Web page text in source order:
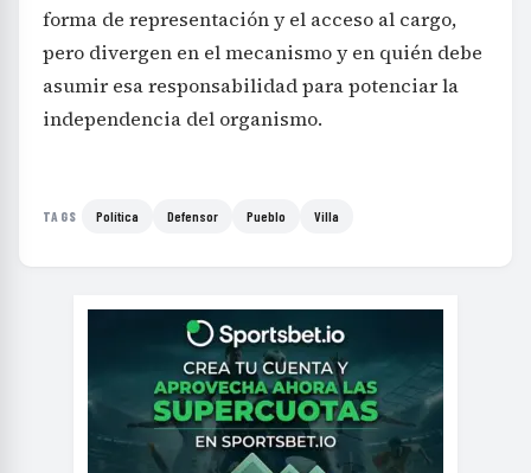
forma de representación y el acceso al cargo,
pero divergen en el mecanismo y en quién debe
asumir esa responsabilidad para potenciar la
independencia del organismo.
TAGS Política Defensor Pueblo Villa